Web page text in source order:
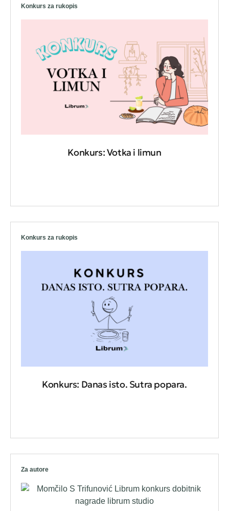
Konkurs za rukopis
Konkurs: Votka i limun
Konkurs za rukopis
Konkurs: Danas isto. Sutra popara.
Za autore